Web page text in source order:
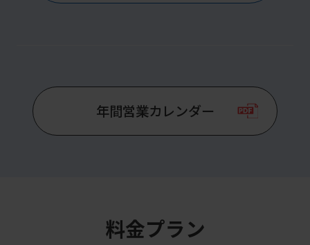
年間営業カレンダー
料金プラン
translated
below